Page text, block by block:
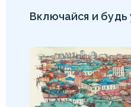
Включайся и будь